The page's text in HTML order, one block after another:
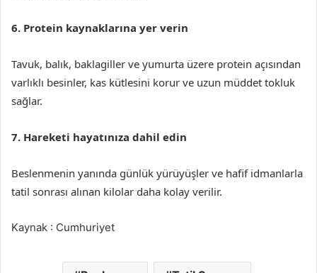
6. Protein kaynaklarına yer verin
Tavuk, balık, baklagiller ve yumurta üzere protein açısından
varlıklı besinler, kas kütlesini korur ve uzun müddet tokluk
sağlar.
7. Hareketi hayatınıza dahil edin
Beslenmenin yanında günlük yürüyüşler ve hafif idmanlarla
tatil sonrası alınan kilolar daha kolay verilir.
Kaynak : Cumhuriyet